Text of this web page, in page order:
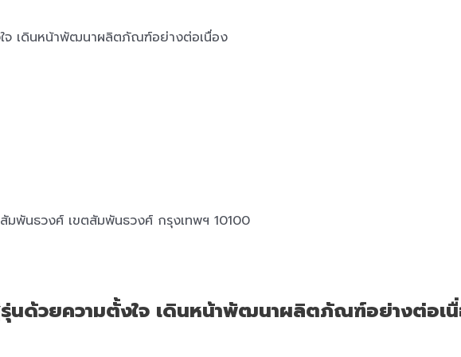
จ เดินหน้าพัฒนาผลิตภัณฑ์อย่างต่อเนื่อง
พันธวงศ์ เขตสัมพันธวงศ์ กรุงเทพฯ 10100
นด้วยความตั้งใจ เดินหน้าพัฒนาผลิตภัณฑ์อย่างต่อเ